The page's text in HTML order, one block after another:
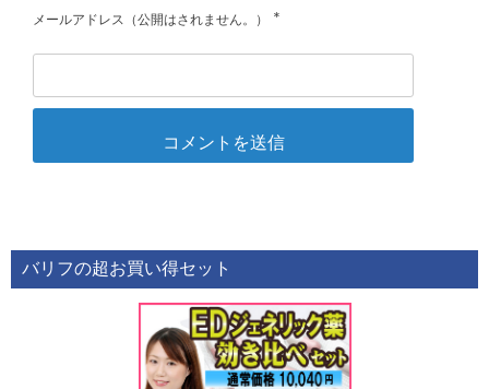
メールアドレス（公開はされません。） *
バリフの超お買い得セット